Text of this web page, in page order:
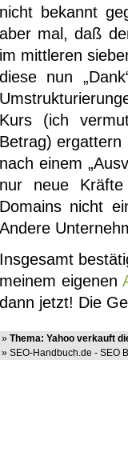
nicht bekannt
aber mal, daß
im mittleren
diese nun
Kurs (ich
Betrag)
nach einem
nur neue
Domains nicht
Andere
Insgesamt
meinem eigenen
dann jetzt! Die
» Thema: Yahoo verkauft
» SEO-Handbuch.de - SEO